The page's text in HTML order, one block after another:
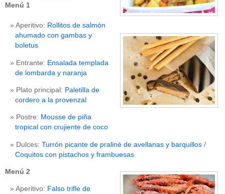
Menú 1
Aperitivo: Rollitos de salmón
ahumado con gambas y
boletus
Entrante: Ensalada templada
de lombarda y naranja
Plato principal: Paletilla de
cordero a la provenzal
Postre: Mousse de piña
tropical con crujiente de coco
Dulces: Turrón picante de praliné de avellanas y barquillos /
Coquitos con pistachos y frambuesas
Menú 2
Aperitivo: Falso trifle de